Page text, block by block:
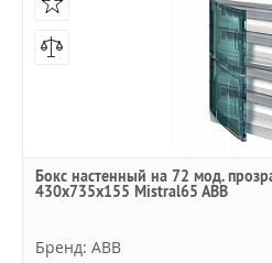
Бокс настенный на 72 мод.
430х735х155 Mistral65 ABB
Бренд: ABB